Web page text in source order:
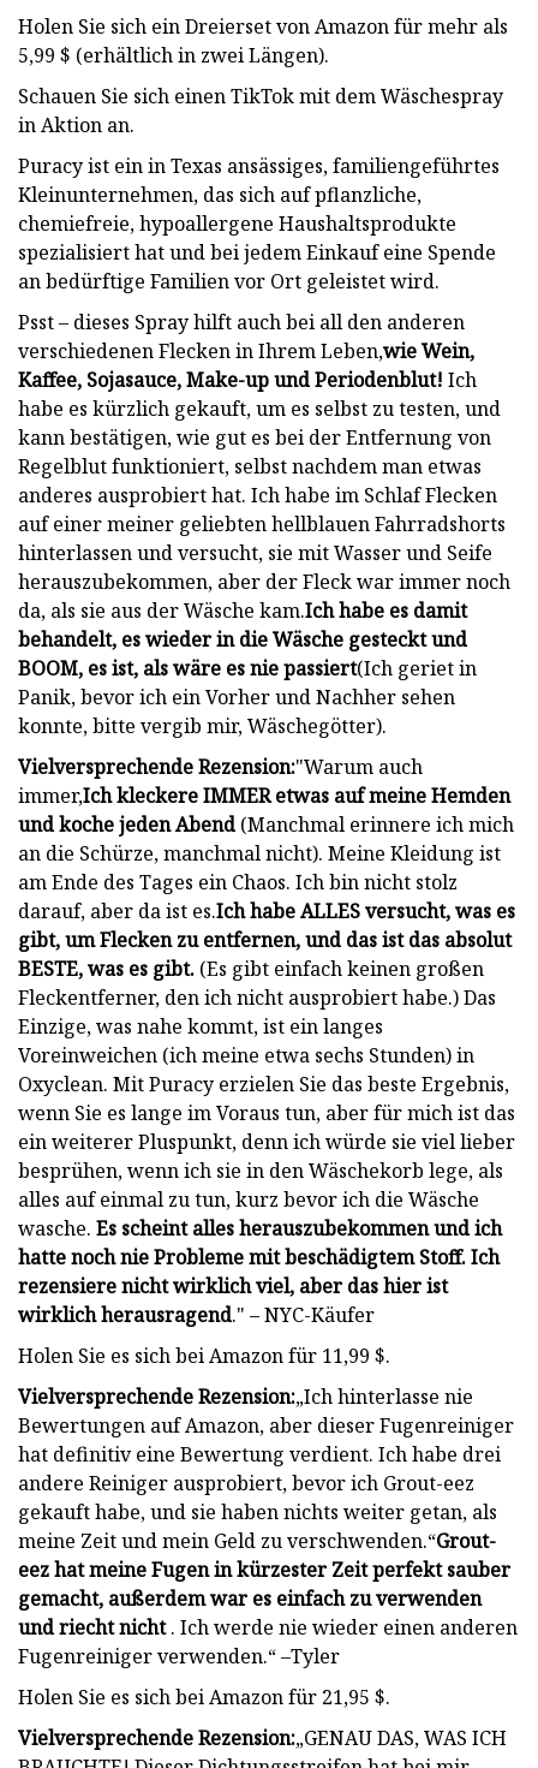
Holen Sie sich ein Dreierset von Amazon für mehr als
5,99 $ (erhältlich in zwei Längen).
Schauen Sie sich einen TikTok mit dem Wäschespray
in Aktion an.
Puracy ist ein in Texas ansässiges, familiengeführtes
Kleinunternehmen, das sich auf pflanzliche,
chemiefreie, hypoallergene Haushaltsprodukte
spezialisiert hat und bei jedem Einkauf eine Spende
an bedürftige Familien vor Ort geleistet wird.
Psst – dieses Spray hilft auch bei all den anderen
verschiedenen Flecken in Ihrem Leben,wie Wein,
Kaffee, Sojasauce, Make-up und Periodenblut! Ich
habe es kürzlich gekauft, um es selbst zu testen, und
kann bestätigen, wie gut es bei der Entfernung von
Regelblut funktioniert, selbst nachdem man etwas
anderes ausprobiert hat. Ich habe im Schlaf Flecken
auf einer meiner geliebten hellblauen Fahrradshorts
hinterlassen und versucht, sie mit Wasser und Seife
herauszubekommen, aber der Fleck war immer noch
da, als sie aus der Wäsche kam.Ich habe es damit
behandelt, es wieder in die Wäsche gesteckt und
BOOM, es ist, als wäre es nie passiert(Ich geriet in
Panik, bevor ich ein Vorher und Nachher sehen
konnte, bitte vergib mir, Wäschegötter).
Vielversprechende Rezension:"Warum auch
immer,Ich kleckere IMMER etwas auf meine Hemden
und koche jeden Abend(Manchmal erinnere ich mich
an die Schürze, manchmal nicht). Meine Kleidung ist
am Ende des Tages ein Chaos. Ich bin nicht stolz
darauf, aber da ist es.Ich habe ALLES versucht, was es
gibt, um Flecken zu entfernen, und das ist das absolut
BESTE, was es gibt. (Es gibt einfach keinen großen
Fleckentferner, den ich nicht ausprobiert habe.) Das
Einzige, was nahe kommt, ist ein langes
Voreinweichen (ich meine etwa sechs Stunden) in
Oxyclean. Mit Puracy erzielen Sie das beste Ergebnis,
wenn Sie es lange im Voraus tun, aber für mich ist das
ein weiterer Pluspunkt, denn ich würde sie viel lieber
besprühen, wenn ich sie in den Wäschekorb lege, als
alles auf einmal zu tun, kurz bevor ich die Wäsche
wasche. Es scheint alles herauszubekommen und ich
hatte noch nie Probleme mit beschädigtem Stoff. Ich
rezensiere nicht wirklich viel, aber das hier ist
wirklich herausragend." – NYC-Käufer
Holen Sie es sich bei Amazon für 11,99 $.
Vielversprechende Rezension:„Ich hinterlasse nie
Bewertungen auf Amazon, aber dieser Fugenreiniger
hat definitiv eine Bewertung verdient. Ich habe drei
andere Reiniger ausprobiert, bevor ich Grout-eez
gekauft habe, und sie haben nichts weiter getan, als
meine Zeit und mein Geld zu verschwenden.“Grout-
eez hat meine Fugen in kürzester Zeit perfekt sauber
gemacht, außerdem war es einfach zu verwenden
und riecht nicht. Ich werde nie wieder einen anderen
Fugenreiniger verwenden.“ –Tyler
Holen Sie es sich bei Amazon für 21,95 $.
Vielversprechende Rezension:„GENAU DAS, WAS ICH